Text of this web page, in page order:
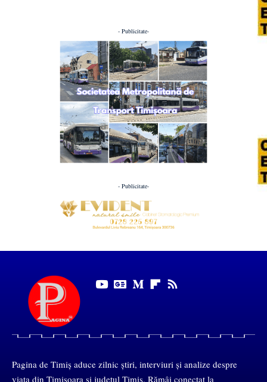
- Publicitate-
- Publicitate-
Pagina de Timiș aduce zilnic știri, interviuri și analize despre
viața din Timișoara și județul Timiș. Rămâi conectat la